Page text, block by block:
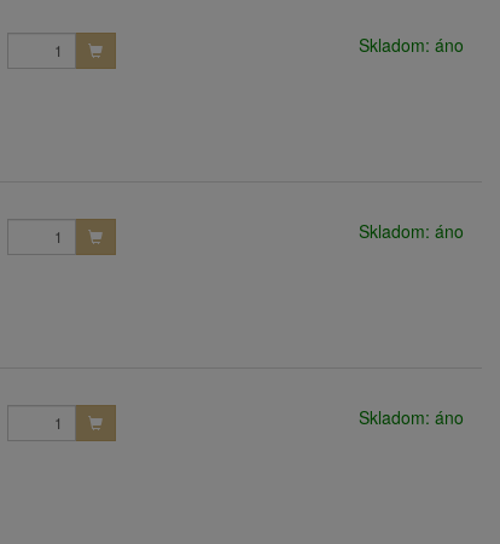
Skladom: áno
Skladom: áno
Skladom: áno